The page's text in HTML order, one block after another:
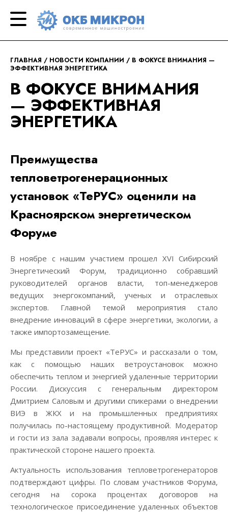
ГЛАВНАЯ НОВОСТИ КОМПАНИИ
В ФОКУСЕ ВНИМАНИЯ —
ЭФФЕКТИВНАЯ ЭНЕРГЕТИКА
В ФОКУСЕ ВНИМАНИЯ
— ЭФФЕКТИВНАЯ
ЭНЕРГЕТИКА
Преимущества
тепловетрогенерационных
установок «ТеРУС» оценили на
Красноярском энергетическом
Форуме
В ноябре с нашим участием прошел XVI Сибирский
Энергетический Форум, традиционно собравший
руководителей органов власти, топ-менеджеров
ведущих энергокомпаний, ученых и отраслевых
экспертов. Главной темой мероприятия стало
внедрение инноваций в сфере энергетики, экологии, а
также импортозамещение.
Мы представили проект «ТеРУС» и рассказали о том,
как с помощью наших ветроустановок можно
обеспечить теплом и энергией удаленные территории
России. Дискуссия с генеральным директором
Дмитрием Саловым и другими спикерами о внедрении
ВИЭ в ЖКХ и на промышленных предприятиях
получилась по-настоящему продуктивной. Модератор
и гости из зала задавали вопросы, проявляя интерес к
практической стороне нашего проекта.
Актуальность использования тепловетрогенераторов
подтверждают цифры. По словам участников Форума,
сегодня на сорока процентах договоров на
технологическое присоединение удаленных объектов